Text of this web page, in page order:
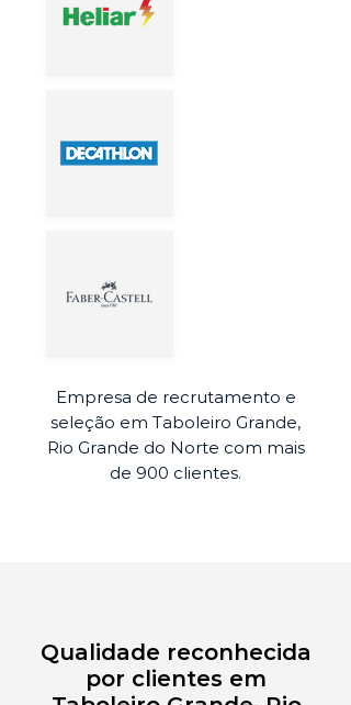
Empresa de recrutamento e
seleção em Taboleiro Grande,
Rio Grande do Norte com mais
de 900 clientes.
Qualidade reconhecida
por clientes em